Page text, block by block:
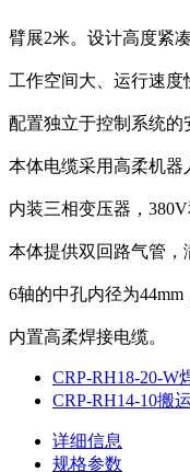
臂展2米。设计高度紧
工作空间大、运行速度
配置独立于控制系统的
本体电缆采用高柔机器
内装三相变压器，
本体提供双回路气管，
6轴的中孔内径为
内置高柔焊接电缆。
CRP-RH18-20-W
CRP-RH14-10搬运
详细信息
规格参数